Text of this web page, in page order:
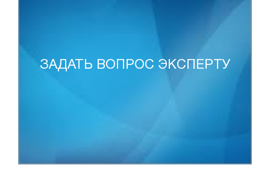
ЗАДАТЬ ВОПРОС ЭКСПЕРТУ